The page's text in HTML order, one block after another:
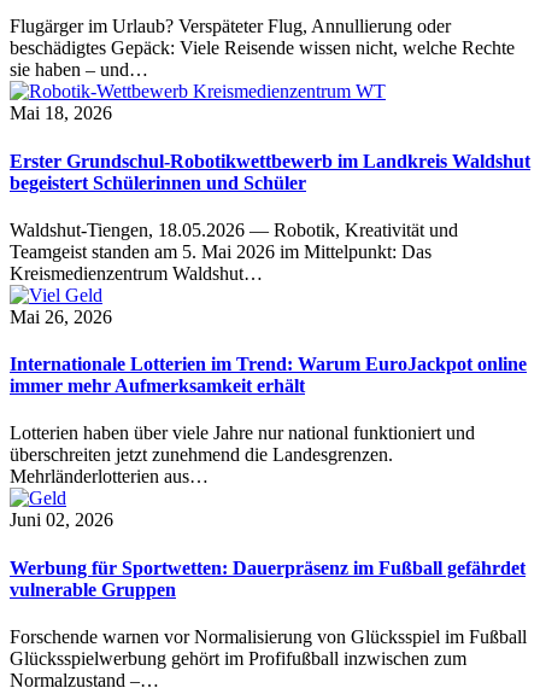
Flugärger im Urlaub? Verspäteter Flug, Annullierung oder
beschädigtes Gepäck: Viele Reisende wissen nicht, welche Rechte
sie haben – und…
Mai 18, 2026
Erster Grundschul-Robotikwettbewerb im Landkreis Waldshut
begeistert Schülerinnen und Schüler
Waldshut-Tiengen, 18.05.2026 — Robotik, Kreativität und
Teamgeist standen am 5. Mai 2026 im Mittelpunkt: Das
Kreismedienzentrum Waldshut…
Mai 26, 2026
Internationale Lotterien im Trend: Warum EuroJackpot online
immer mehr Aufmerksamkeit erhält
Lotterien haben über viele Jahre nur national funktioniert und
überschreiten jetzt zunehmend die Landesgrenzen.
Mehrländerlotterien aus…
Juni 02, 2026
Werbung für Sportwetten: Dauerpräsenz im Fußball gefährdet
vulnerable Gruppen
Forschende warnen vor Normalisierung von Glücksspiel im Fußball
Glücksspielwerbung gehört im Profifußball inzwischen zum
Normalzustand –…